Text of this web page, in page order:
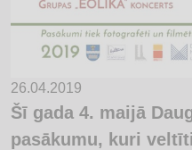
26.04.2019
Šī gada 4. maijā
pasākumu, kuri